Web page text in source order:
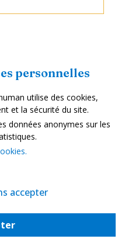
personnelles
utilise des cookies,
et la sécurité du site.
données anonymes sur les
accepter
au